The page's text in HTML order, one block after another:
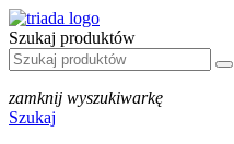
Szukaj produktów
zamknij wyszukiwarkę
Szukaj